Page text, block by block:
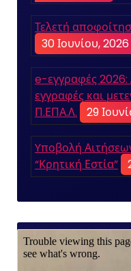
Τελετή
30 Ιουνίου, 2026
e-εγγραφές 2026:
εγγραφές και
Π.ΕΠΑ.Λ.
29
Yποβολή
“Κρητική Εστία”